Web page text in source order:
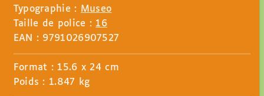
Typographie : Museo
Taille de police : 16
EAN : 9791026907527
Format : 15.6 x 24 cm
Poids : 1.847 kg